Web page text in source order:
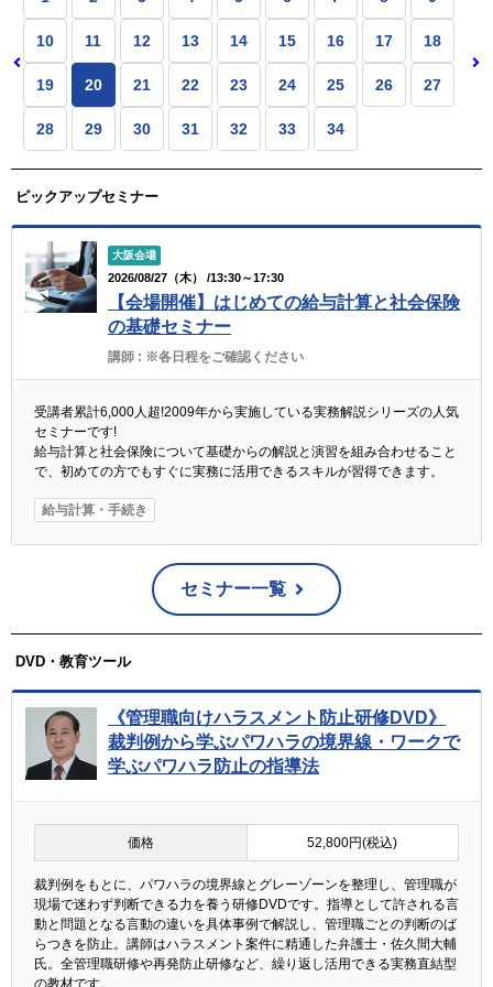
10 11 12 13 14 15 16 17 18
19 20 21 22 23 24 25 26 27
28 29 30 31 32 33 34
ピックアップセミナー
大阪会場
2026/08/27（木） /13:30～17:30
【会場開催】はじめての給与計算と社会保険
の基礎セミナー
講師 : ※各日程をご確認ください
受講者累計6,000人超!2009年から実施している実務解説シリーズの人気
セミナーです!
給与計算と社会保険について基礎からの解説と演習を組み合わせること
で、初めての方でもすぐに実務に活用できるスキルが習得できます。
給与計算・手続き
セミナー一覧
DVD・教育ツール
《管理職向けハラスメント防止研修DVD》
裁判例から学ぶパワハラの境界線・ワークで
学ぶパワハラ防止の指導法
価格 52,800円(税込)
裁判例をもとに、パワハラの境界線とグレーゾーンを整理し、管理職が
現場で迷わず判断できる力を養う研修DVDです。指導として許される言
動と問題となる言動の違いを具体事例で解説し、管理職ごとの判断のば
らつきを防止。講師はハラスメント案件に精通した弁護士・佐久間大輔
氏。全管理職研修や再発防止研修など、繰り返し活用できる実務直結型
の教材です。